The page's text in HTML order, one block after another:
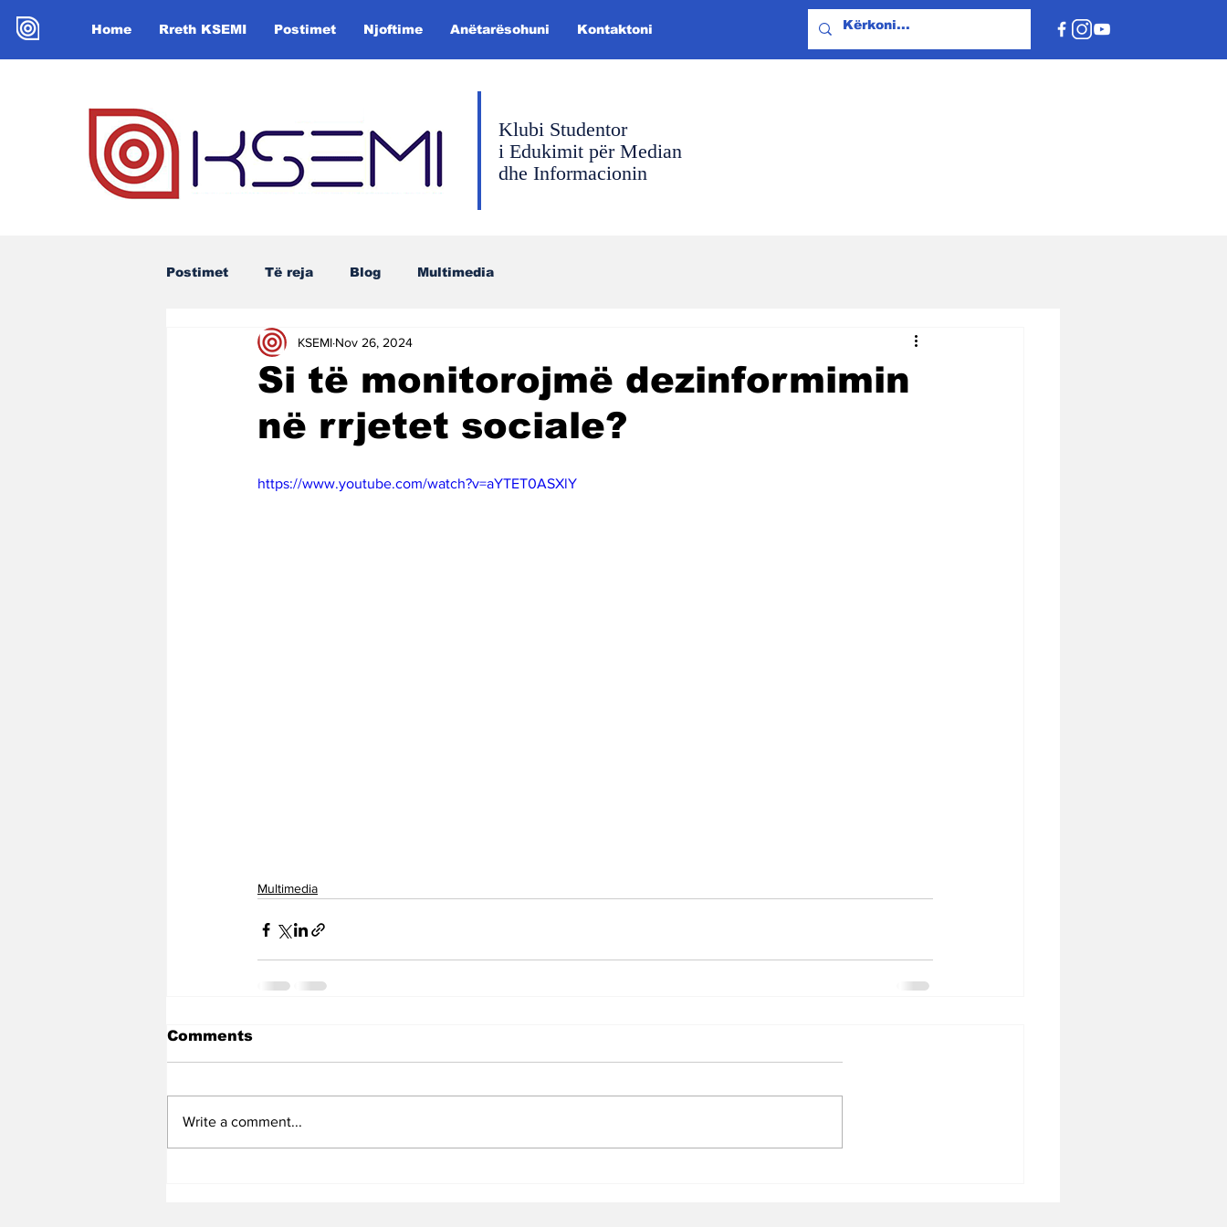
Home Rreth KSEMI Postimet Njoftime Anëtarësohuni Kontaktoni
Klubi Studentor
i Edukimit për Median
dhe Informacionin
Postimet Të reja Blog Multimedia
Si të monitorojmë dezinformimin
në rrjetet sociale?
KSEMI Nov 26, 2024
https://www.youtube.com/watch?v=aYTET0ASXlY
Multimedia
Comments
Write a comment...